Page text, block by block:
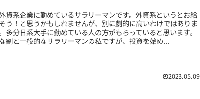
資系企業に勤めているサラリーマンです。外資系というとお給
う！と思うかもしれませんが、別に劇的に高いわけではありま
多分日系大手に勤めている人の方がもらっていると思います。
割と一般的なサラリーマンの私ですが、投資を始め...
2023.05.09